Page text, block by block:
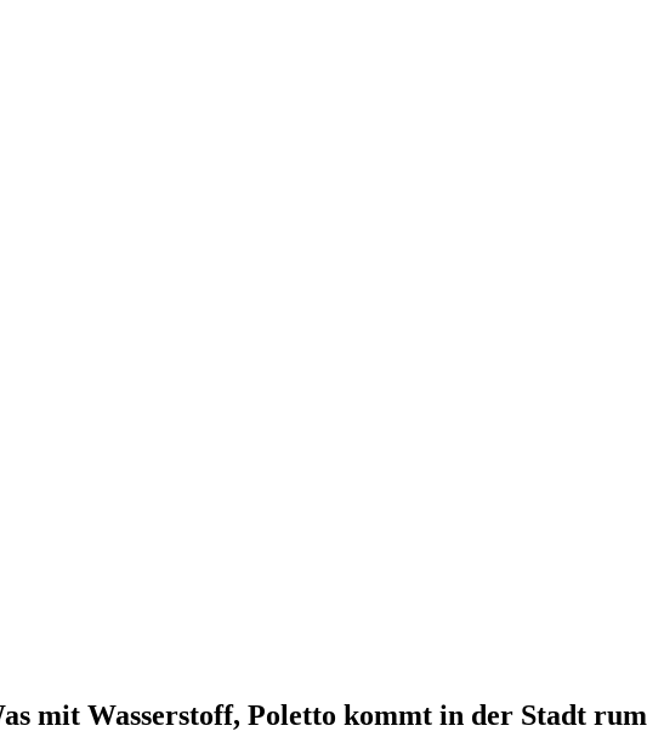
mit Wasserstoff, Poletto kommt in der Stadt rum